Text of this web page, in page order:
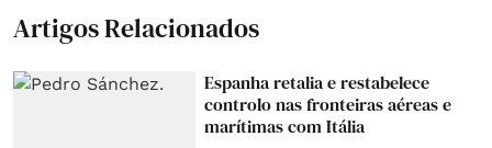
Artigos Relacionados
Espanha retalia e restabelece
controlo nas fronteiras aéreas e
marítimas com Itália